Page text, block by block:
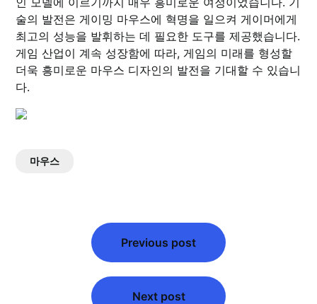
술의 발전은 게이밍 마우스에 혁명을 일으켜 게이머에게
최고의 성능을 발휘하는 데 필요한 도구를 제공했습니다.
게임 산업이 계속 성장함에 따라, 게임의 미래를 형성할
더욱 흥미로운 마우스 디자인의 발전을 기대할 수 있습니
다.
마우스
Previous post
Next post